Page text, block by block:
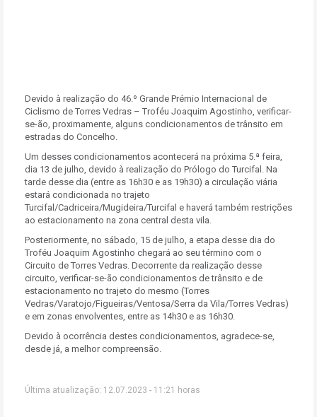
Devido à realização do 46.º Grande Prémio Internacional de
Ciclismo de Torres Vedras – Troféu Joaquim Agostinho, verificar-
se-ão, proximamente, alguns condicionamentos de trânsito em
estradas do Concelho.
Um desses condicionamentos acontecerá na próxima 5.ª feira,
dia 13 de julho, devido à realização do Prólogo do Turcifal. Na
tarde desse dia (entre as 16h30 e as 19h30) a circulação viária
estará condicionada no trajeto
Turcifal/Cadriceira/Mugideira/Turcifal e haverá também restrições
ao estacionamento na zona central desta vila.
Posteriormente, no sábado, 15 de julho, a etapa desse dia do
Troféu Joaquim Agostinho chegará ao seu término com o
Circuito de Torres Vedras. Decorrente da realização desse
circuito, verificar-se-ão condicionamentos de trânsito e de
estacionamento no trajeto do mesmo (Torres
Vedras/Varatojo/Figueiras/Ventosa/Serra da Vila/Torres Vedras)
e em zonas envolventes, entre as 14h30 e as 16h30.
Devido à ocorrência destes condicionamentos, agradece-se,
desde já, a melhor compreensão.
Última atualização: 12.07.2023 - 11:21 horas